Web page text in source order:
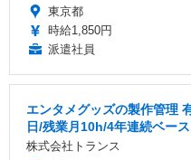
東京都
時給1,850円
派遣社員
エンタメグッズの製作管理
日/残業月10h/4年連続ベー
株式会社トランス